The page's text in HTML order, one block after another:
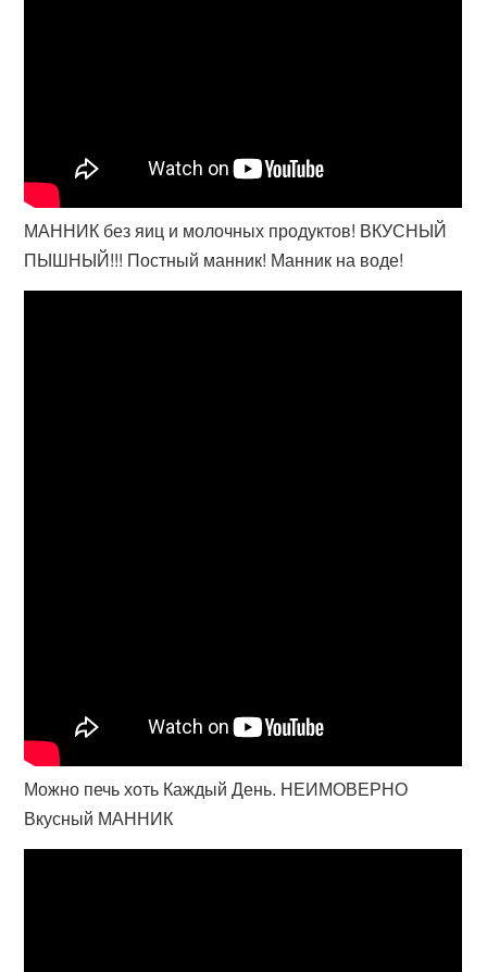
МАННИК без яиц и молочных продуктов! ВКУСНЫЙ
ПЫШНЫЙ!!! Постный манник! Манник на воде!
Можно печь хоть Каждый День. НЕИМОВЕРНО
Вкусный МАННИК